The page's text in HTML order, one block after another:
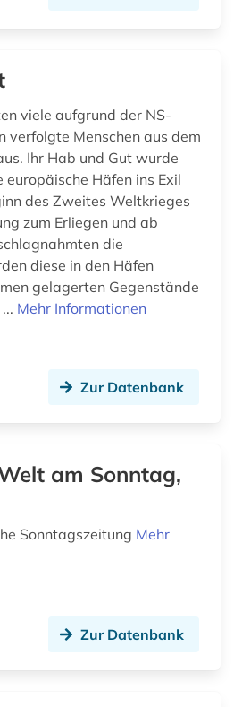
viele aufgrund der NS-
verfolgte Menschen aus dem
Ihr Hab und Gut wurde
europäische Häfen ins Exil
des Zweites Weltkrieges
zum Erliegen und ab
die
diese in den Häfen
gelagerten Gegenstände
Mehr Informationen
Zur Datenbank
Sonntagszeitung Mehr
Zur Datenbank